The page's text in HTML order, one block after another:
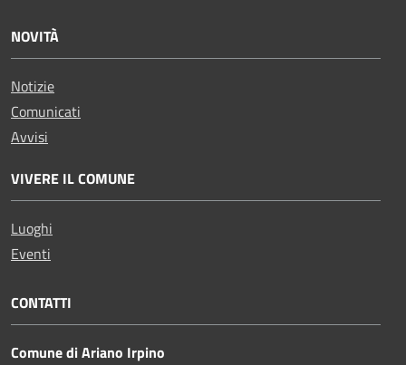
NOVITÀ
Notizie
Comunicati
Avvisi
VIVERE IL COMUNE
Luoghi
Eventi
CONTATTI
Comune di Ariano Irpino